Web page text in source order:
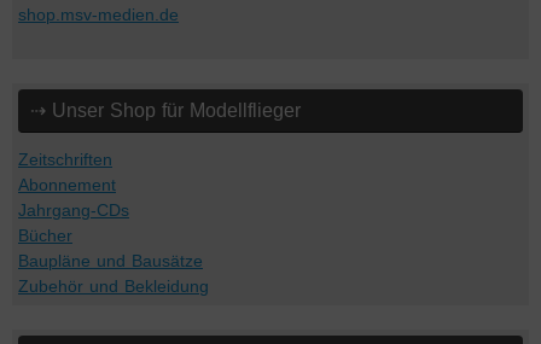
shop.msv-medien.de
⇢ Unser Shop für Modellflieger
Zeitschriften
Abonnement
Jahrgang-CDs
Bücher
Baupläne und Bausätze
Zubehör und Bekleidung